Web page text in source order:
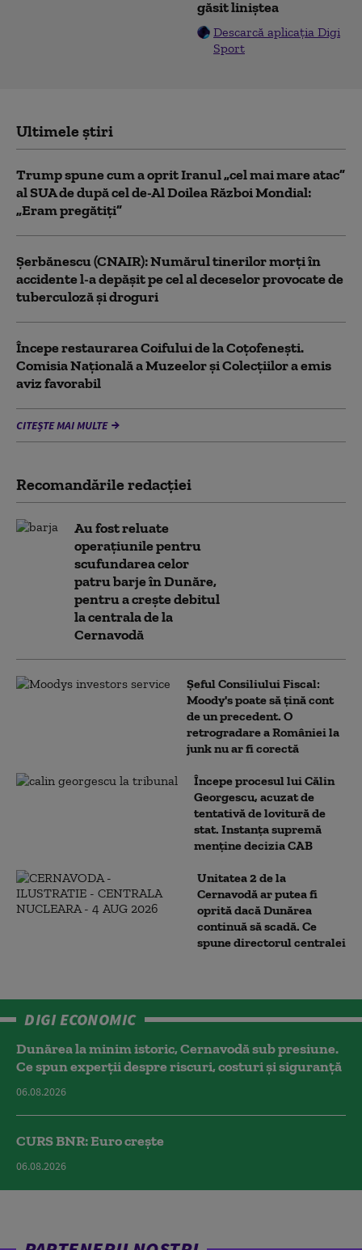
găsit liniștea
Descarcă aplicația Digi
Sport
Ultimele știri
Trump spune cum a oprit Iranul „cel mai mare atac”
al SUA de după cel de-Al Doilea Război Mondial:
„Eram pregătiți”
Şerbănescu (CNAIR): Numărul tinerilor morţi în
accidente l-a depăşit pe cel al deceselor provocate de
tuberculoză şi droguri
Începe restaurarea Coifului de la Coțofenești.
Comisia Naţională a Muzeelor şi Colecţiilor a emis
aviz favorabil
CITEȘTE MAI MULTE
Recomandările redacţiei
Au fost reluate
operațiunile pentru
scufundarea celor
patru barje în Dunăre,
pentru a crește debitul
la centrala de la
Cernavodă
Șeful Consiliului Fiscal:
Moody's poate să țină cont
de un precedent. O
retrogradare a României la
junk nu ar fi corectă
Începe procesul lui Călin
Georgescu, acuzat de
tentativă de lovitură de
stat. Instanța supremă
menține decizia CAB
Unitatea 2 de la
Cernavodă ar putea fi
oprită dacă Dunărea
continuă să scadă. Ce
spune directorul centralei
DIGI ECONOMIC
Dunărea la minim istoric, Cernavodă sub presiune.
Ce spun experții despre riscuri, costuri și siguranță
06.08.2026
CURS BNR: Euro crește
06.08.2026